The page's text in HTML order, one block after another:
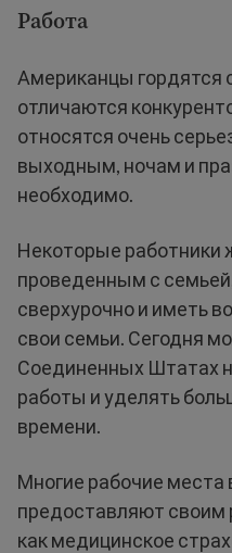
Работа
Американцы гордятся
отличаются
относятся очень
выходным, ночам и
необходимо.
Некоторые работники
проведенным с
сверхурочно и иметь
свои семьи. Сегодня
Соединенных Штатах
работы и уделять
времени.
Многие рабочие
предоставляют своим
как медицинское